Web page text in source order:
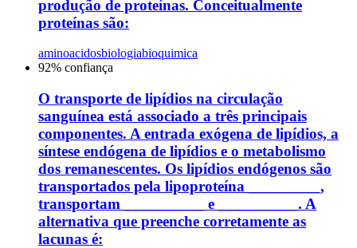
produção de proteínas. Conceitualmente
proteínas são:
aminoacidosbiologiabioquimica
92% confiança
O transporte de lipídios na circulação
sanguínea está associado a três principais
componentes. A entrada exógena de lipídios, a
síntese endógena de lipídios e o metabolismo
dos remanescentes. Os lipídios endógenos são
transportados pela lipoproteína _________,
transportam __________ e __________. A
alternativa que preenche corretamente as
lacunas é: